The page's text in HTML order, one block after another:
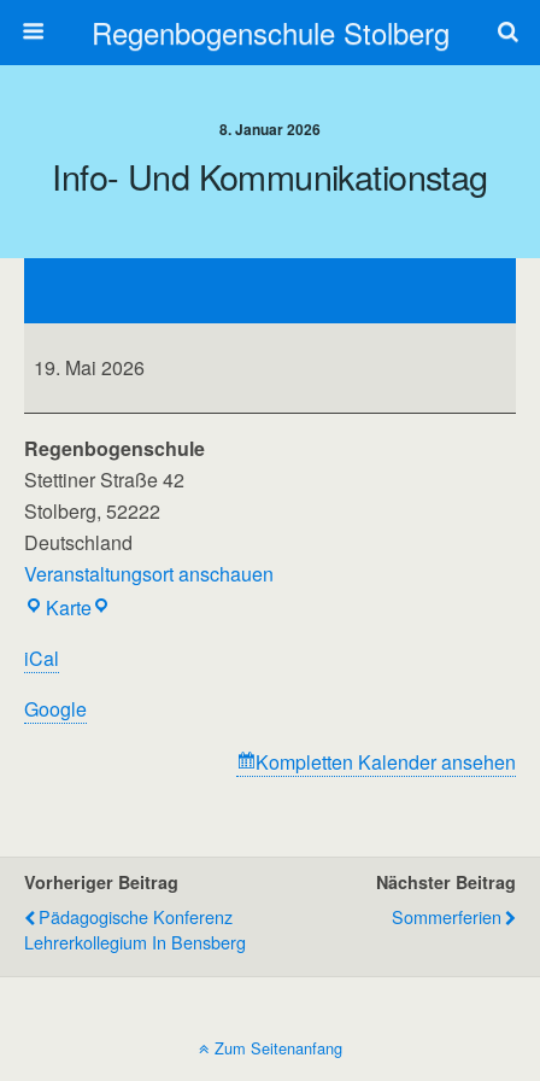
Regenbogenschule Stolberg
8. Januar 2026
Info- Und Kommunikationstag
19. Mai 2026
Regenbogenschule
Stettiner Straße 42
Stolberg, 52222
Deutschland
Veranstaltungsort anschauen
KarteRegenbogenschule
iCal
Google
Kompletten Kalender ansehen
Vorheriger Beitrag
Pädagogische Konferenz
Lehrerkollegium In Bensberg
Nächster Beitrag
Sommerferien
Zum Seitenanfang